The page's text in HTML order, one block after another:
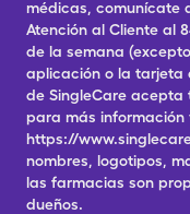
médicas, comunícate
Atención al Cliente al
de la semana
aplicación o la tarjeta
de SingleCare acepta
para más información
https://
nombres, logotipos,
las farmacias son
dueños.